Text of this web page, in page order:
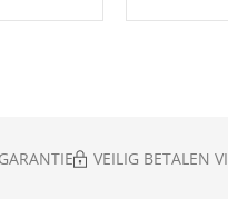
VEILIG BETALEN